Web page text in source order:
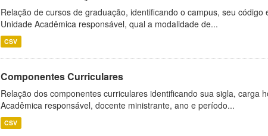
Relação de cursos de graduação, identificando o campus, seu
Unidade Acadêmica responsável, qual a modalidade de...
CSV
Componentes Curriculares
Relação dos componentes curriculares identificando sua sigla, carga
Acadêmica responsável, docente ministrante, ano e período...
CSV